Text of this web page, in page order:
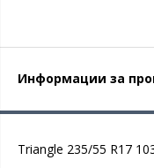
Информации за
Triangle 235/55 R17